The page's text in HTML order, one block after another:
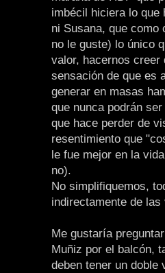
imbécil hiciera lo que
ni Susana, que como
no le guste) lo único
valor, hacernos creer
sensación de que es
generar en masas
que nunca podrán
que hace perder de
resentimiento que
le fue mejor en la
no).
No simplifiquemos,
indirectamente de
Me gustaría
Muñiz por el balcón,
deben tener un doble